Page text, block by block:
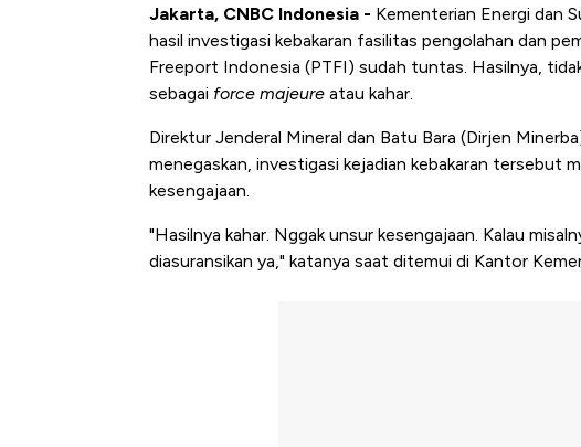
Jakarta, CNBC Indonesia - Kementerian Energi dan
hasil investigasi kebakaran fasilitas pengolahan dan
Freeport Indonesia (PTFI) sudah tuntas. Hasilnya,
sebagai force majeure atau kahar.
Direktur Jenderal Mineral dan Batu Bara (Dirjen
menegaskan, investigasi kejadian kebakaran tersebut
kesengajaan.
"Hasilnya kahar. Nggak unsur kesengajaan. Kalau
diasuransikan ya," katanya saat ditemui di Kantor